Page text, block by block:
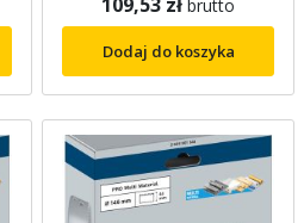
brutto
Dodaj do koszyka